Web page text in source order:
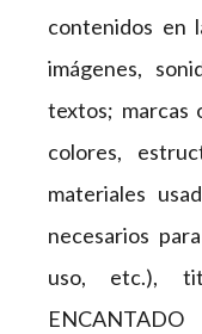
contenidos en
imágenes,
textos; marcas
colores,
materiales
necesarios
uso, etc.),